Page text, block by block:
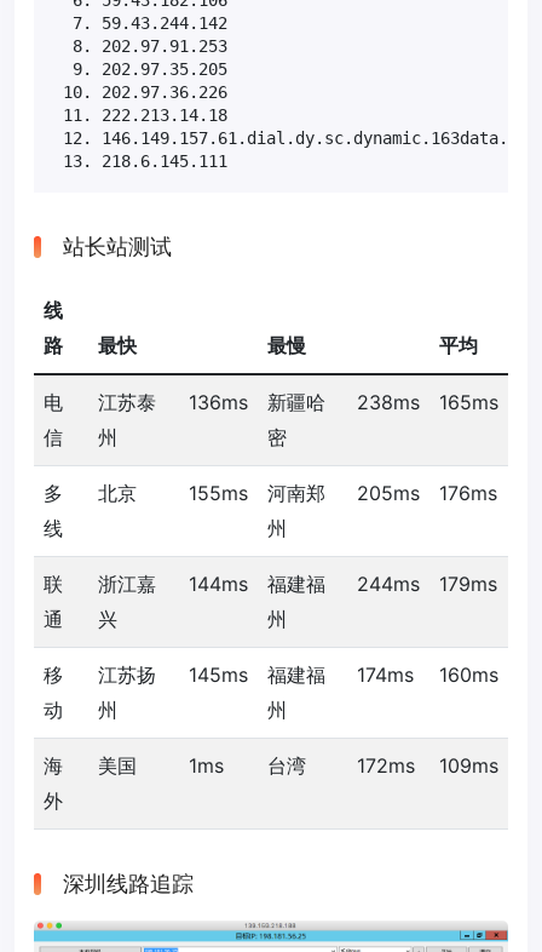
7. 59.43.244.142
8. 202.97.91.253
9. 202.97.35.205
10. 202.97.36.226
11. 222.213.14.18
12.
13. 218.6.145.111
站长站测试
线
路
最快 最慢 平均
电
信
江苏泰
州
136ms
新疆哈
密
238ms 165ms
多
线
北京 155ms
河南郑
州
205ms 176ms
联
通
浙江嘉
兴
144ms
福建福
州
244ms 179ms
移
动
江苏扬
州
145ms
福建福
州
174ms 160ms
海
外
美国 1ms 台湾 172ms 109ms
深圳线路追踪